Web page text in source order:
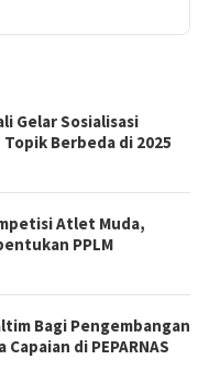
Gelar Sosialisasi
Berbeda di 2025
Atlet Muda,
PPLM
Bagi Pengembangan
di PEPARNAS